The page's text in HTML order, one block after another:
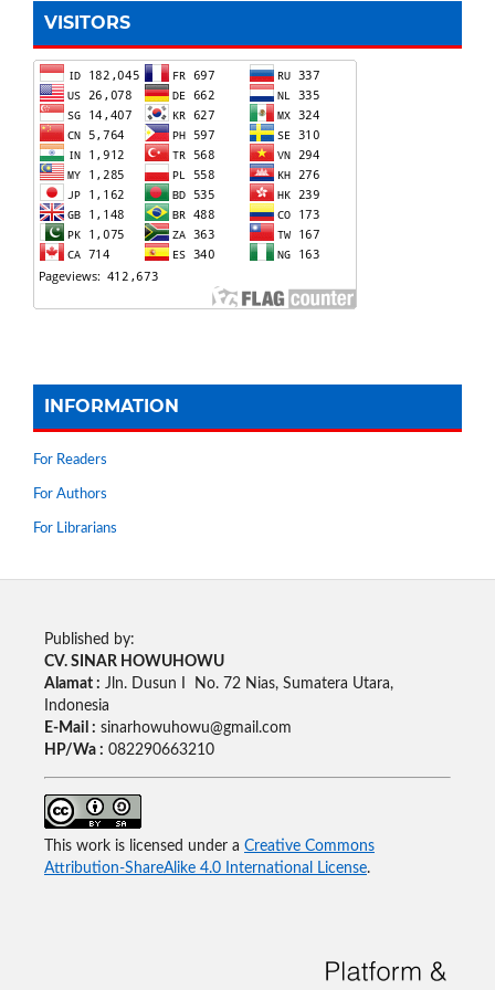
VISITORS
INFORMATION
For Readers
For Authors
For Librarians
Published by:
CV. SINAR HOWUHOWU
Alamat : Jln. Dusun I No. 72 Nias, Sumatera Utara,
Indonesia
E-Mail : sinarhowuhowu@gmail.com
HP/Wa : 082290663210
This work is licensed under a Creative Commons
Attribution-ShareAlike 4.0 International License.